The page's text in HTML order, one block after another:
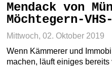
Mendack von
Möchtegern-
Mittwoch, 02. Oktober 2019
Wenn Kämmerer und
machen, läuft einiges